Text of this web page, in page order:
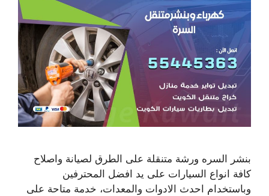
بنشر السره ورشة متنقلة على الطرق لصيانة واصلاح
كافة انواع السيارات على يد افضل المحترفين
وباستخدام احدث الادوات والمعدات، خدمة متاحة على